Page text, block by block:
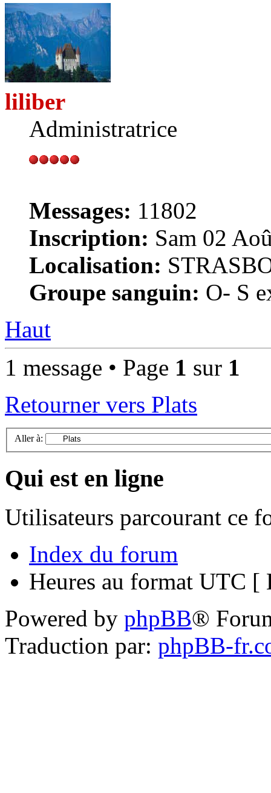
liliber
Administratrice
Messages: 11802
Inscription: Sam 02
Localisation:
Groupe sanguin: O- S
Haut
1 message • Page 1 sur 1
Retourner vers Plats
Aller à:
Qui est en ligne
Utilisateurs parcourant ce
Index du forum
Heures au format UTC [
Powered by phpBB®
Traduction par: phpBB-